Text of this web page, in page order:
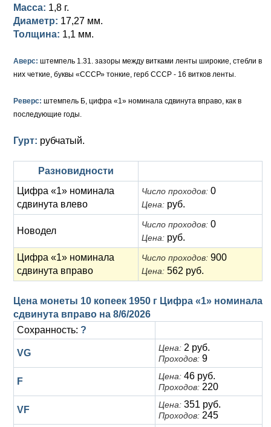
Памятные и донативные
Для Грузии
Русско-Польские
Для Польши
Медь
Для Грузии
Для Польши
Серебро
Медь
Золото
Серебро
Медь
Для Молдавии и Валахии
Петр III (1762)
Елизавета I (1741-1762)
Золото
Медь
Альбертусталер
Иоанн Антонович (1740-1741)
Петр II (1727-1730)
Золото
Серебро
Медь
Для Речи Посполитой
Масса: 1,8 г.
Диаметр: 17,27 мм.
Толщина: 1,1 мм.
Аверс: штемпель 1.31. зазоры между витками ленты широкие, стебли в
них четкие, буквы «СССР» тонкие, герб СССР - 16 витков ленты.
Реверс: штемпель Б, цифра «1» номинала сдвинута вправо, как в
последующие годы.
Гурт: рубчатый.
Разновидности
Цифра «1» номинала
сдвинута влево
Число проходов: 0
Цена: руб.
Новодел
Число проходов: 0
Цена: руб.
Цифра «1» номинала
сдвинута вправо
Число проходов: 900
Цена: 562 руб.
Цена монеты 10 копеек 1950 г Цифра «1» номинала
сдвинута вправо на 8/6/2026
Сохранность: ?
VG Цена: 2 руб.
Проходов: 9
F Цена: 46 руб.
Проходов: 220
VF Цена: 351 руб.
Проходов: 245